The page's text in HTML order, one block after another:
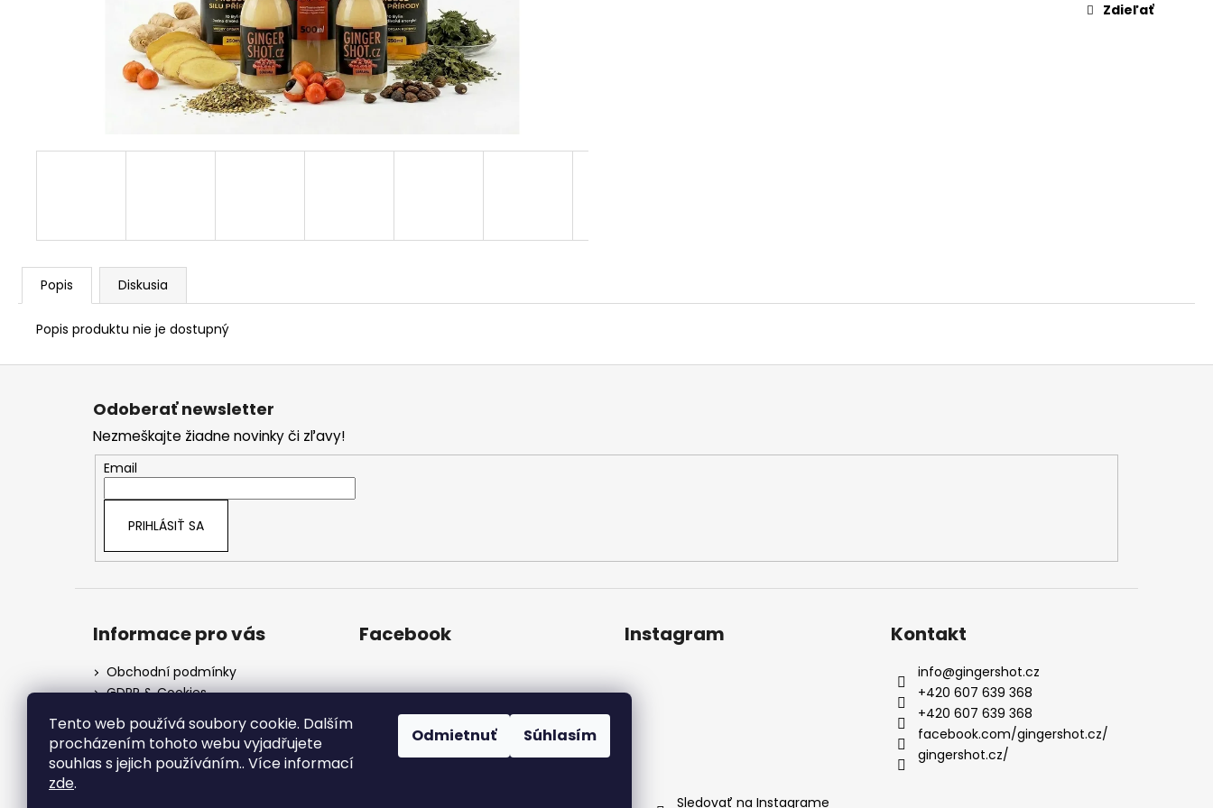
Tento web používá soubory cookie. Dalším
procházením tohoto webu vyjadřujete
souhlas s jejich používáním.. Více informací
zde.
Odmietnuť Súhlasím
Zdieľať
Popis Diskusia
Popis produktu nie je dostupný
Z
Odoberať newsletter
Nezmeškajte žiadne novinky či zľavy!
Email
PRIHLÁSIŤ SA
Informace pro vás
Obchodní podmínky
GDPR & Cookies
Informace o cookies
Facebook Instagram
Sledovať na Instagrame
Kontakt
info@gingershot.cz
+420 607 639 368
+420 607 639 368
facebook.com/gingershot.cz/
gingershot.cz/